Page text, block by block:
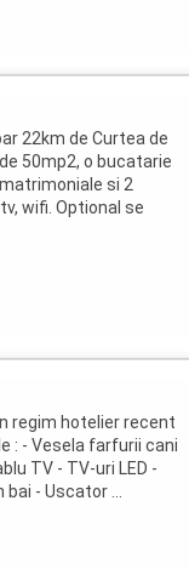
22km de Curtea de
50mp2, o bucatarie
si 2
wifi. Optional se
regim hotelier recent
: - Vesela farfurii cani
TV - TV-uri LED -
- Uscator ...